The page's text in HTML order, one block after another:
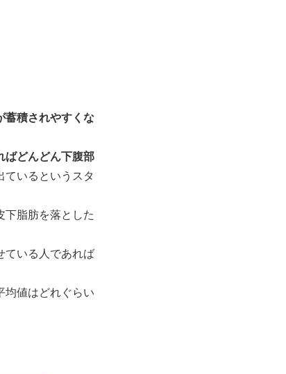
蓄積されやすくな
ばどんどん下腹部
いるというスタ
下脂肪を落とした
ている人であれば
均値はどれぐらい